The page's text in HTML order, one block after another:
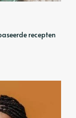
recepten